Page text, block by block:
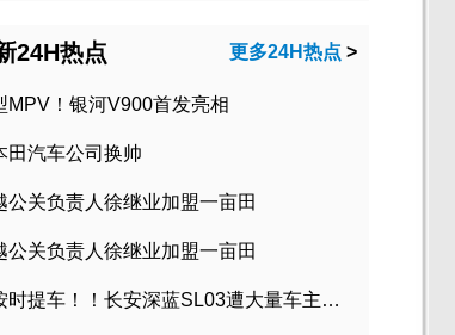
24H热点 更多24H热点 >
MPV！银河V900首发亮相
田汽车公司换帅
公关负责人徐继业加盟一亩田
公关负责人徐继业加盟一亩田
无法按时提车！！长安深蓝SL03遭大量车主投诉